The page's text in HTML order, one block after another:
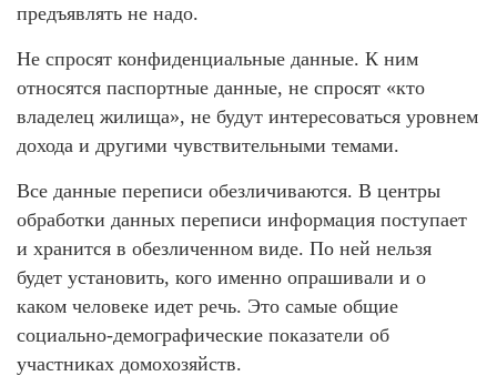
предъявлять не надо.
Не спросят конфиденциальные данные. К ним
относятся паспортные данные, не спросят «кто
владелец жилища», не будут интересоваться уровнем
дохода и другими чувствительными темами.
Все данные переписи обезличиваются. В центры
обработки данных переписи информация поступает
и хранится в обезличенном виде. По ней нельзя
будет установить, кого именно опрашивали и о
каком человеке идет речь. Это самые общие
социально-демографические показатели об
участниках домохозяйств.